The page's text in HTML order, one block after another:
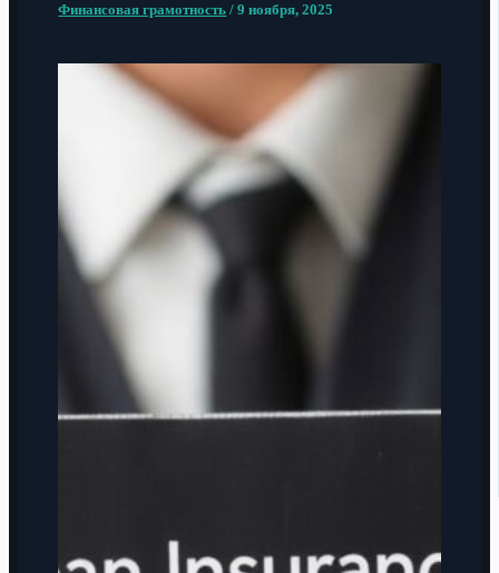
Финансовая грамотность /9 ноября, 2025